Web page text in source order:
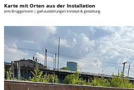
Karte mit Orten aus der Installation
Jens Brüggemann | gwf-ausstellungen konzept & gestaltung